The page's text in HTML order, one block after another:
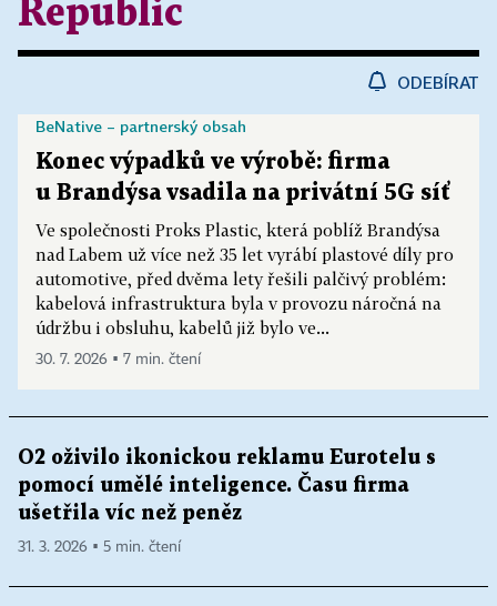
Republic
ODEBÍRAT
Konec výpadků ve výrobě: firma
u Brandýsa vsadila na privátní 5G síť
Ve společnosti Proks Plastic, která poblíž Brandýsa
nad Labem už více než 35 let vyrábí plastové díly pro
automotive, před dvěma lety řešili palčivý problém:
kabelová infrastruktura byla v provozu náročná na
údržbu i obsluhu, kabelů již bylo ve...
BeNative – partnerský obsah
30. 7. 2026 ▪ 7 min. čtení
O2 oživilo ikonickou reklamu Eurotelu s
pomocí umělé inteligence. Času firma
ušetřila víc než peněz
31. 3. 2026 ▪ 5 min. čtení